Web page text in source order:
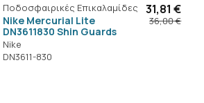
Ποδοσφαιρικές Επικαλαμίδες
Nike Mercurial Lite
DN3611830 Shin Guards
Nike
DN3611-830
31,81 €
36,00 €